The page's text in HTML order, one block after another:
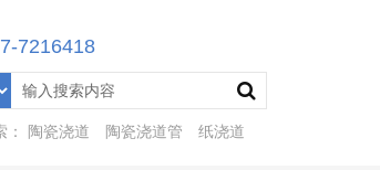
7216418
： 陶瓷浇道 陶瓷浇道管 纸浇道